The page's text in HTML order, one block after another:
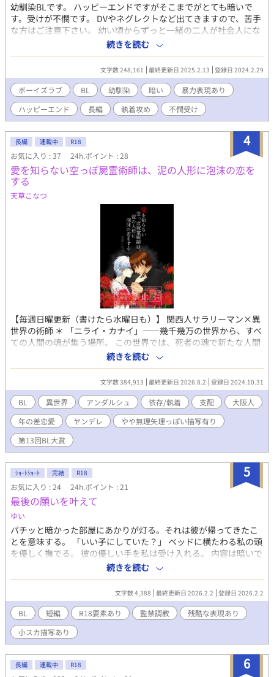
幼馴染BLです。 ハッピーエンドですがそこまでがとても暗いで
す。受けが不憫です。 DVやネグレクトなど出てきますので、苦手
な方はご注意下さい。 幼い頃からずっと一緒の二人が社会人にな
るまでをそれぞれの視点で追っていきます。 ※暴力表現がありま
すが攻めから受けへの暴力はないです。攻めから他者への暴力
や、ややグロテスクなシーンがあります。 執着攻め✕臆病受け 藤
野佳奈多…フジノカナタ。 受け。 怖がりで臆病な性格。大人しく
て自己主張が少ない。 学校でいじめられないよう、幼い頃から仲
の良い大翔を頼り、そのせいで大翔からの好意を強く拒否できな
いでいる。 母が父からDV受けている。 松本(佐藤)大翔…マツモト
(サトウ)ヒロト。 攻め。 母子家庭だったが幼い頃に母を亡くす。
身寄りがなくなり銀行頭取の父に引き取られる。しかし母は愛人
であったため、住居と金銭を与えられて愛情を受けずに育つ。 母
を失った恐怖から、大切な人を失いたくないと佳奈多に執着して
いる。 追記 誕生日と身長はこんなイメージです。 高校生時点で
佳奈多 誕生日4/12 身長158センチ 大翔 誕生日9/22 身長
185センチ 佳奈多は小学生の頃から平均−10センチ、大翔は平均
＋5〜10センチくらいの身長で推移しています。 社会人になった
ら＋2〜3センチです。 幼稚園児時代は佳奈多のほうが少し身長が
続きを読む
文字数 248,161 最終更新日 2025.2.13 登録日 2024.2.29
ボーイズラブ BL 幼馴染 暗い
暴力表現あり
ハッピーエンド
長編 執着攻め 不憫受け
4
長編 連載中 R18
お気に入り : 37 24h.ポイント : 28
愛を知らない空っぽ屍霊術師は、泥の人形に泡沫の恋を
する
天草こなつ
【毎週日曜更新（書けたら水曜日も）】 関西人サラリーマン×異
世界の術師 ＊ 「ニライ・カナイ」――幾千幾万の世界から、すべ
ての人間の魂が集う場所。 この世界では、死者の魂で新たな人間
を作る「反魂組成術」が広く行われている。 人々は、その術を使
う者を「屍霊術師」と呼ぶ。 ロラン・ミストラルも、その屍霊術
師の1人。 人を嫌い、森の奥深くの庵で人間を作り続けている。
拾い上げた魂を泥の人形に宿し、口づけを介して魔力を注ぐ。こ
れを10日間繰り返せば、反魂組成は完了する。 今日もまた、1
人…。 呼び寄せた男の名前は、栢木 倫理（カシワギ・トモミ
チ）。 「大阪弁」という奇怪な言葉で話す、妙な男だ。 奇妙なの
は、言葉遣いだけではなかった。 死者特有の無気力さや陰鬱さが
なく、明朗快活だ。 他者に嫌われ、自身も孤独を望むロランにさ
も、やがて彼と過ごす日々を楽しいと感じ、彼のために何かをし
たいと願うようになる。 日を追うごとに、その思いは募っていき
――。 だが、トモミチには重大な秘密があった。 彼の魂はニラ
イ・カナイの奥底にある黒の大河から引き上げてきたものだ。 黒
の大河は、命を投げ出した者――自死者の魂が集結する河。 カシ
ワギ・トモミチは自殺をした。 だが、彼の頭からはその記憶が抜
け落ちている。 命が形成されるまでの10日間、自死者は決してそ
の事実を思い出してはならない。 思い出した瞬間、彼らは自我を
保てず、泥となって崩れ去る。 記憶が戻らぬよう細心の注意でト
モミチに接するロランだったが、ふとしたきっかけで、彼の記憶
は蘇っていき――。 誰にも省みられず生きてきた孤独な青年と、
満ち足りた人生を歩みながら自ら命を断ってしまった青年が紡
ぐ、泡沫の恋の話。 ＊作中方言について 「そんな言い回しはな
い」などの指摘はご遠慮くださると助かります。 関西、大阪、多
種多様な言い回しがございます……_(:3 」∠)_ ＊明るい場面もあ
りますが、重く暗いです。 ＊R回には※※をつけてます。 ＊Nola
ノベル様・小説家になろう様でも連載中です。
続きを読む
文字数 384,913 最終更新日 2026.8.2 登録日 2024.10.31
BL 異世界 アンダルシュ 依存/執着 支配
大阪人
年の差恋愛
ヤンデレ
やや無理矢理っぽい描写有り
第13回BL大賞
5
ｼｮｰﾄｼｮｰﾄ 完結 R18
お気に入り : 24 24h.ポイント : 21
最後の願いを叶えて
ゆい
パチッと暗かった部屋にあかりが灯る。それは彼が帰ってきたこ
とを意味する。 「いい子にしていた？」 ベッドに横たわる私の頭
を優しく撫でる。 彼の優しい手を私は受け入れる。 内容は暗いで
す。 残酷・過激なシーンがあります。タグで自衛をお願いしま
す。 名前が出てこない短編part5です。 作者のこの時期特有の供
給不足により、自己供給による妄想が爆発しました。 頭空っぽ状
態での執筆ですので、深くは考えないでください。
続きを読む
文字数 4,388 最終更新日 2026.2.2 登録日 2026.2.2
BL 短編 R18要素あり 監禁調教
残酷な表現あり
小スカ描写あり
6
長編 連載中 R18